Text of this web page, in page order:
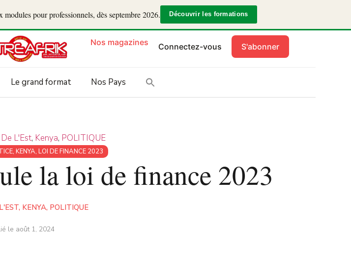
pour professionnels, dès septembre 2026. Découvrir les formations
Nos magazines Connectez-vous S'abonner
Le grand format Nos Pays
L'Est, Kenya, POLITIQUE
, KENYA, LOI DE FINANCE 2023
la loi de finance 2023
, KENYA, POLITIQUE
le août 1, 2024